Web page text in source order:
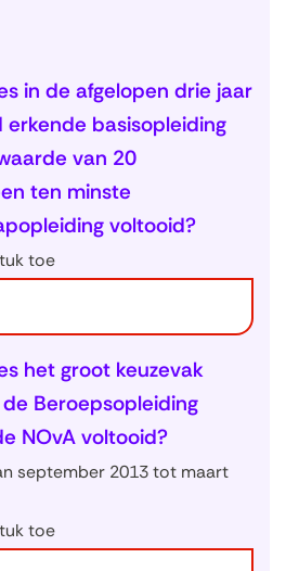
in de afgelopen drie jaar
erkende basisopleiding
van 20
ten minste
voltooid?
toe
het groot keuzevak
Beroepsopleiding
NOvA voltooid?
september 2013 tot maart
toe